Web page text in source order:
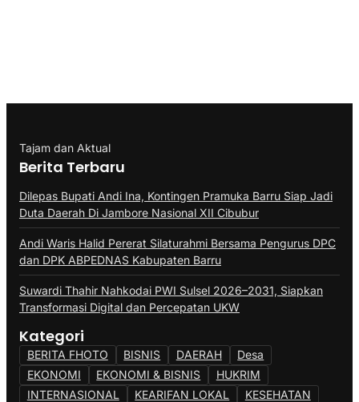
Tajam dan Aktual
Berita Terbaru
Dilepas Bupati Andi Ina, Kontingen Pramuka Barru Siap Jadi
Duta Daerah Di Jambore Nasional XII Cibubur
Andi Waris Halid Pererat Silaturahmi Bersama Pengurus DPC
dan DPK ABPEDNAS Kabupaten Barru
Suwardi Thahir Nahkodai PWI Sulsel 2026–2031, Siapkan
Transformasi Digital dan Percepatan UKW
Kategori
BERITA FHOTO BISNIS DAERAH
Desa
EKONOMI
EKONOMI & BISNIS
HUKRIM
INTERNASIONAL
KEARIFAN LOKAL
KESEHATAN